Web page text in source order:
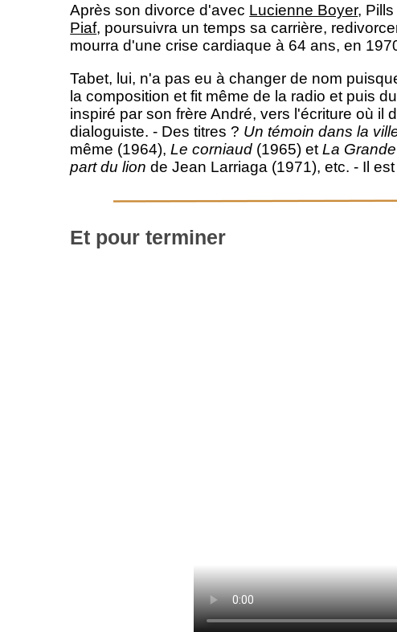
Après son divorce d'avec Lucienne Boyer,
Piaf, poursuivra un temps sa carrière,
mourra d'une crise cardiaque à 64 ans, en
Tabet, lui, n'a pas eu à changer de nom
la composition et fit même de la radio et puis
inspiré par son frère André, vers l'écriture où il
dialoguiste. - Des titres ? Un témoin dans la
même (1964),Le corniaud (1965) etLa
part du lion de Jean Larriaga (1971), etc. - Il
Et pour terminer